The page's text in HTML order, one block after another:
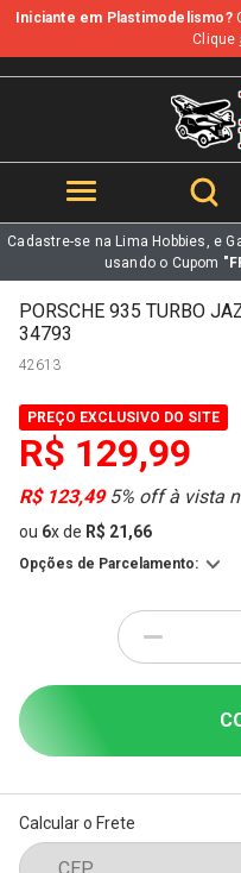
b
Iniciante em Plastimodelismo?
Clique
Cadastre-se na Lima Hobbies, e
usando o Cupom
PORSCHE 935 TURBO
34793
42613
PREÇO EXCLUSIVO DO SITE
R$ 129,99
R$ 123,495% off à vista
ou 6xde R$ 21,66
Opções de Parcelamento:
-
Calcular o Frete